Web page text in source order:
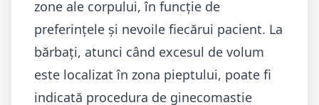
zone ale corpului, în funcție de
preferințele și nevoile fiecărui pacient. La
bărbați, atunci când excesul de volum
este localizat în zona pieptului, poate fi
indicată procedura de ginecomastie